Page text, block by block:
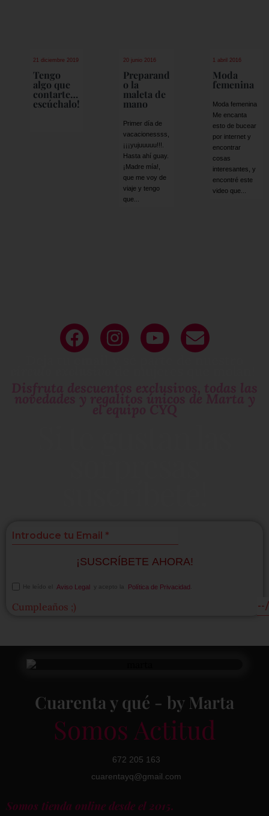
21 diciembre 2019
Tengo
algo que
contarte…
escúchalo!
20 junio 2016
Preparand
o la
maleta de
mano
Primer día de
vacacionessss,
¡¡¡yujuuuuu!!!.
Hasta ahí guay.
¡Madre mía!,
que me voy de
viaje y tengo
que...
1 abril 2016
Moda
femenina
Moda femenina
Me encanta
esto de bucear
por internet y
encontrar
cosas
interesantes, y
encontré este
video que...
¡SUSCRÍBETE AHORA!
He leído el Aviso Legal y acepto la Política de Privacidad
Cumpleaños ;)
Cuarenta y qué - by Marta
Somos Actitud
672 205 163
cuarentayq@gmail.com
Somos tienda online desde el 2015.